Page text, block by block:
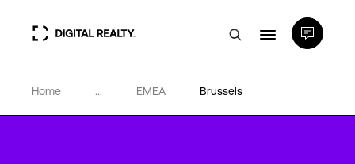
数据中心
Home ... EMEA Brussels